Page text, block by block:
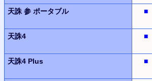
天誅 参 ポータブル
■
天誅4
■
天誅4 Plus
■